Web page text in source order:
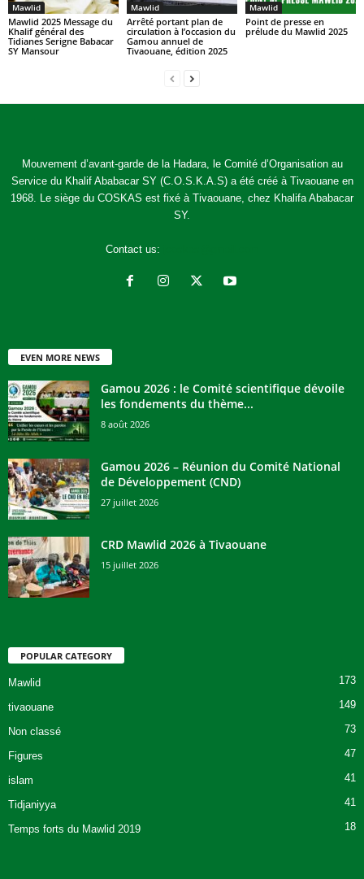
Mawlid
Mawlid 2025 Message du
Khalif général des
Tidianes Serigne Babacar
SY Mansour
Mawlid
Arrêté portant plan de
circulation à l’occasion du
Gamou annuel de
Tivaouane, édition 2025
Mawlid
Point de presse en
prélude du Mawlid 2025
Mouvement d’avant-garde de la Hadara, le Comité d’Organisation au
Service du Khalif Ababacar SY (C.O.S.K.A.S) a été créé à Tivaouane en
1968. Le siège du COSKAS est fixé à Tivaouane, chez Khalifa Ababacar
SY.
Contact us:
EVEN MORE NEWS
Gamou 2026 : le Comité scientifique dévoile
les fondements du thème...
8 août 2026
Gamou 2026 – Réunion du Comité National
de Développement (CND)
27 juillet 2026
CRD Mawlid 2026 à Tivaouane
15 juillet 2026
POPULAR CATEGORY
Mawlid 173
tivaouane 149
Non classé 73
Figures 47
islam 41
Tidjaniyya 41
Temps forts du Mawlid 2019 18